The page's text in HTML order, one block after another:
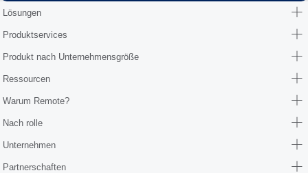
Lösungen
Produktservices
Produkt nach Unternehmensgröße
Ressourcen
Warum Remote?
Nach rolle
Unternehmen
Partnerschaften